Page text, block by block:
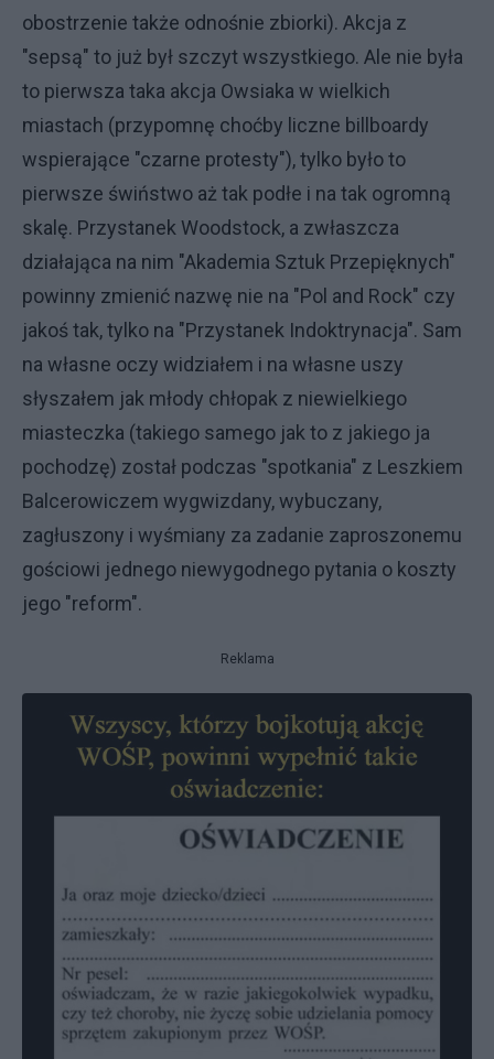
obostrzenie także odnośnie zbiorki). Akcja z
"sepsą" to już był szczyt wszystkiego. Ale nie była
to pierwsza taka akcja Owsiaka w wielkich
miastach (przypomnę choćby liczne billboardy
wspierające "czarne protesty"), tylko było to
pierwsze świństwo aż tak podłe i na tak ogromną
skalę. Przystanek Woodstock, a zwłaszcza
działająca na nim "Akademia Sztuk Przepięknych"
powinny zmienić nazwę nie na "Pol and Rock" czy
jakoś tak, tylko na "Przystanek Indoktrynacja". Sam
na własne oczy widziałem i na własne uszy
słyszałem jak młody chłopak z niewielkiego
miasteczka (takiego samego jak to z jakiego ja
pochodzę) został podczas "spotkania" z Leszkiem
Balcerowiczem wygwizdany, wybuczany,
zagłuszony i wyśmiany za zadanie zaproszonemu
gościowi jednego niewygodnego pytania o koszty
jego "reform".
Reklama